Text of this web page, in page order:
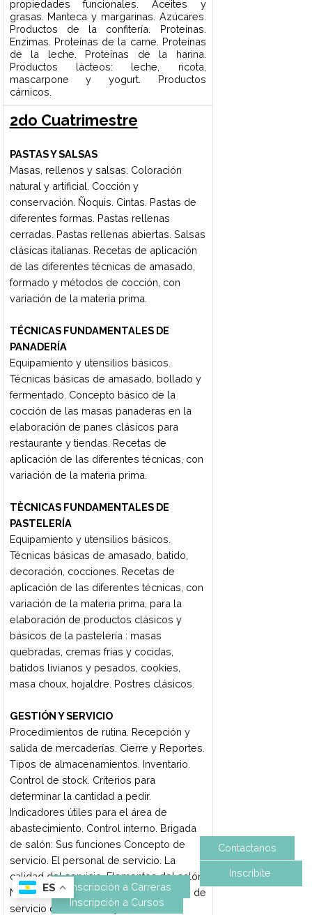
2do
Cuatrimestre
3er Cuatrimestre
4to
Cuatrimestre
1er Cuatrimestre
TÉCNICAS FUNDAMENTALES DE LA
COCINA
Cualidades del cocinero profesional. La
brigada de cocina. La mise en place.
Técnicas de corte de vegetales.
Concepto básico de cocción.
Introducción a los métodos básicos de
cocción en materias primas simples
(carne vacuna, pollo, carne de pescado).
Recetas de aplicación de las diferentes
con variación de la materia prima.
Guarniciones clásicas con vegetales y
con papa. Preparaciones clásicas con
huevo. Arroces y cereales.
COCINA DEL MUNDO
Conceptos sobre las costumbres
culinarias y alimentos básicos de cada
etnia. Técnicas clásicas para la
elaboración de platos fríos y calientes,
emblemáticos de la cocina de medio
oriente, americana, asiática y sushi.
HIGIENE Y NUTRICIÓN
Microorganismos. Bacterias.
Intoxicaciones provocadas por los
alimentos. Distintas alteraciones de los
alimentos, formas de evitarlas. Tipos de
contaminaciones en alimentos, formas de
evitarlas. Preservación de alimentos.
Peligros y riesgos más frecuentes en la
cocina. "Buenas prácticas" (BMP). HACCP.
Enfermedades transmitidas por
alimentos. Nutrición. Etapas de la
nutrición. Leyes de la alimentación.
Sistema digestivo. Nutrientes.
Clasificación. Funciones y fuentes.
Alimentos. Definición y clasificación de
los alimentos. Productos estimulantes o